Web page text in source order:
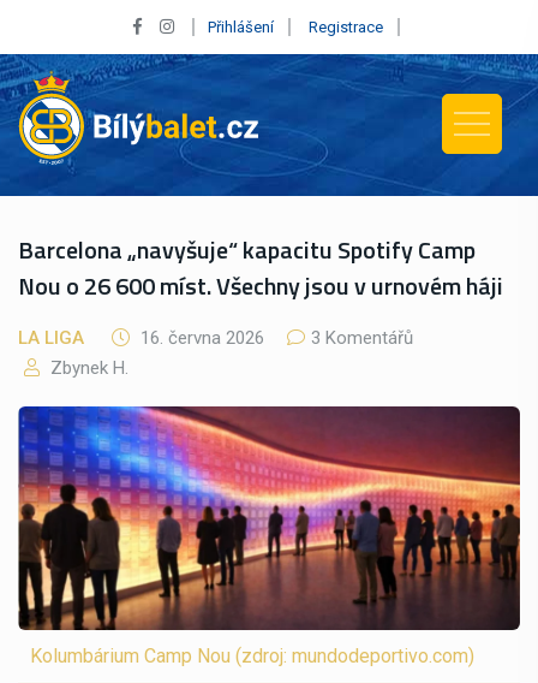
Přihlášení Registrace
Barcelona „navyšuje“ kapacitu Spotify Camp
Nou o 26 600 míst. Všechny jsou v urnovém háji
LA LIGA 16. června 2026
3 Komentářů
Zbynek H.
Kolumbárium Camp Nou (zdroj: mundodeportivo.com)